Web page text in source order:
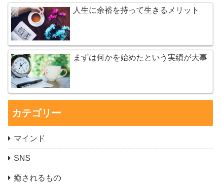
人生に余裕を持って生きるメリット
まずは何かを始めたという実績が大事
カテゴリー
マインド
SNS
癒されるもの